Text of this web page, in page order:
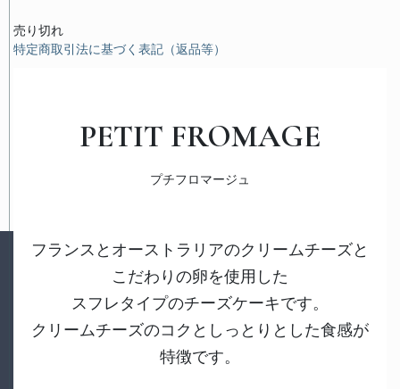
売り切れ
特定商取引法に基づく表記（返品等）
PETIT FROMAGE
プチフロマージュ
フランスとオーストラリアのクリームチーズと
こだわりの卵を使用した
スフレタイプのチーズケーキです。
クリームチーズのコクとしっとりとした食感が
特徴です。